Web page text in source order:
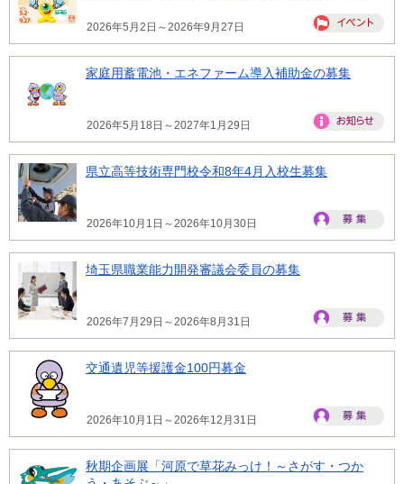
2026年5月2日～2026年9月27日
家庭用蓄電池・エネファーム導入補助金の募集
2026年5月18日～2027年1月29日
県立高等技術専門校令和8年4月入校生募集
2026年10月1日～2026年10月30日
埼玉県職業能力開発審議会委員の募集
2026年7月29日～2026年8月31日
交通遺児等援護金100円募金
2026年10月1日～2026年12月31日
秋期企画展「河原で草花みっけ！～さがす・つか